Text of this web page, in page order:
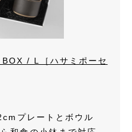
/ L［ハサミポーセ
プレートとボウル